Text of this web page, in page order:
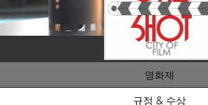
영화제
규정 & 수상